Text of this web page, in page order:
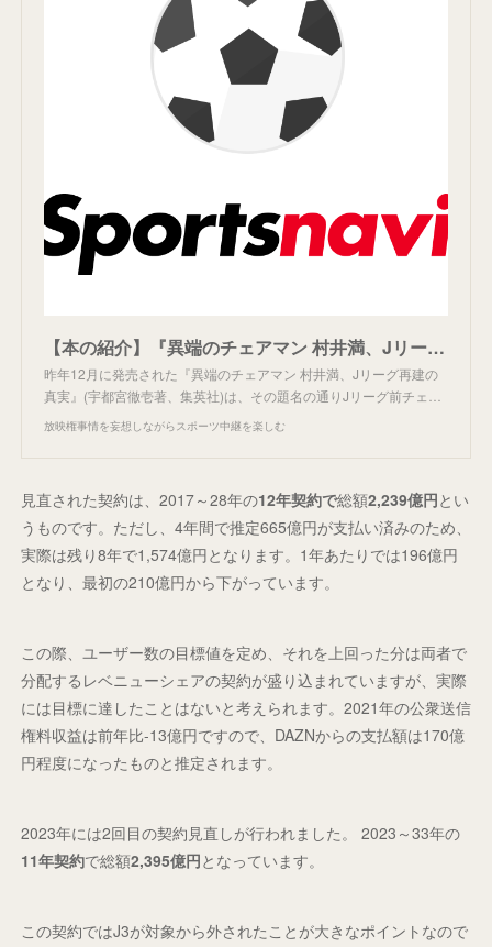
【本の紹介】『異端のチェアマン 村井満、Jリーグ再建の真実』
昨年12月に発売された『異端のチェアマン 村井満、Jリーグ再建の
真実』(宇都宮徹壱著、集英社)は、その題名の通りJリーグ前チェ…
放映権事情を妄想しながらスポーツ中継を楽しむ
見直された契約は、2017～28年の12年契約で総額2,239億円とい
うものです。ただし、4年間で推定665億円が支払い済みのため、
実際は残り8年で1,574億円となります。1年あたりでは196億円
となり、最初の210億円から下がっています。
この際、ユーザー数の目標値を定め、それを上回った分は両者で
分配するレベニューシェアの契約が盛り込まれていますが、実際
には目標に達したことはないと考えられます。2021年の公衆送信
権料収益は前年比-13億円ですので、DAZNからの支払額は170億
円程度になったものと推定されます。
2023年には2回目の契約見直しが行われました。 2023～33年の
11年契約で総額2,395億円となっています。
この契約ではJ3が対象から外されたことが大きなポイントなので